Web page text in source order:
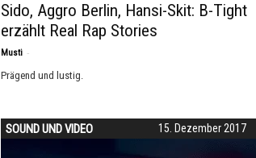
Sido, Aggro Berlin, Hansi-Skit: B-Tight
erzählt Real Rap Stories
Musti -
Prägend und lustig.
15. Dezember 2017
SOUND UND VIDEO